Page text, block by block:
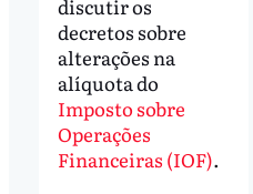
discutir os
decretos sobre
alterações na
alíquota do
Imposto sobre
Operações
Financeiras (IOF).